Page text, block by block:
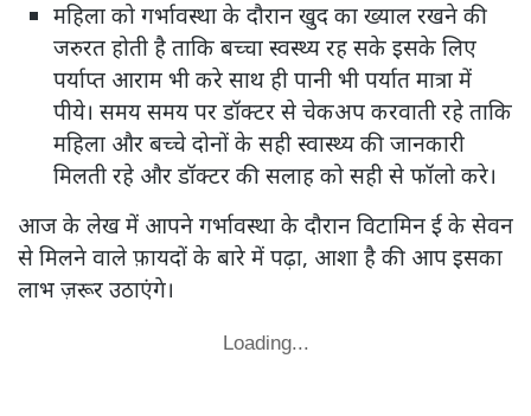
महिला को गर्भावस्था के दौरान खुद का ख्याल रखने की
जरुरत होती है ताकि बच्चा स्वस्थ्य रह सके इसके लिए
पर्याप्त आराम भी करे साथ ही पानी भी पर्यात मात्रा में
पीये। समय समय पर डॉक्टर से चेकअप करवाती रहे ताकि
महिला और बच्चे दोनों के सही स्वास्थ्य की जानकारी
मिलती रहे और डॉक्टर की सलाह को सही से फॉलो करे।
आज के लेख में आपने गर्भावस्था के दौरान विटामिन ई के सेवन
से मिलने वाले फ़ायदों के बारे में पढ़ा, आशा है की आप इसका
लाभ ज़रूर उठाएंगे।
Loading...